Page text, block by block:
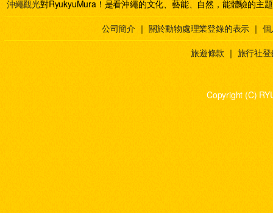
沖繩觀光對RyukyuMura！是看沖繩的文化、藝能、自然，能體驗的主
公司簡介 ｜ 關於動物處理業登錄的表示 ｜
旅遊條款 ｜ 旅行社
Copyright (C)